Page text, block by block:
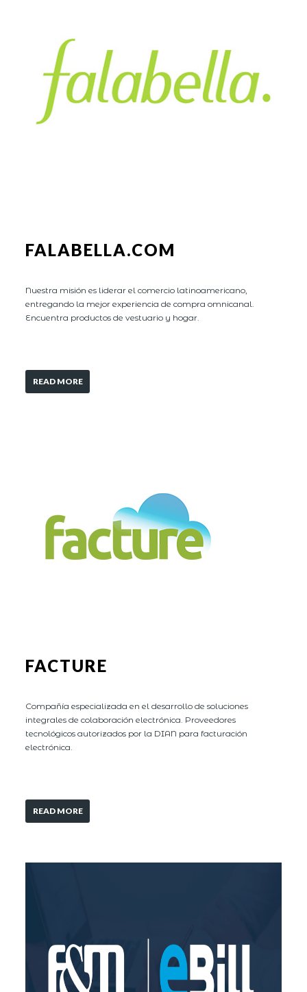
FALABELLA.COM
Nuestra misión es liderar el comercio latinoamericano,
entregando la mejor experiencia de compra omnicanal.
Encuentra productos de vestuario y hogar.
READ MORE
FACTURE
Compañía especializada en el desarrollo de soluciones
integrales de colaboración electrónica. Proveedores
tecnológicos autorizados por la DIAN para facturación
electrónica.
READ MORE